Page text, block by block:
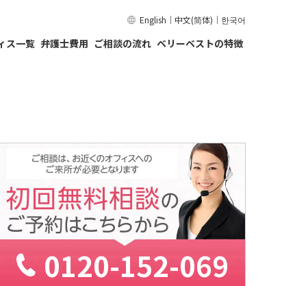
English ｜ 中文(简体) ｜ 한국어
ス一覧 弁護士費用 ご相談の流れ ベリーベストの特徴
0120-152-069